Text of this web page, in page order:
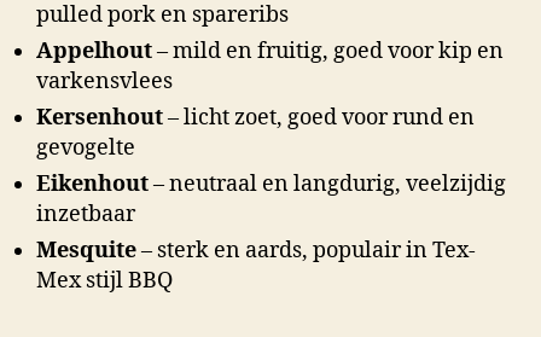
pulled pork en spareribs
Appelhout– mild en fruitig, goed voor kip en
varkensvlees
Kersenhout– licht zoet, goed voor rund en
gevogelte
Eikenhout– neutraal en langdurig, veelzijdig
inzetbaar
Mesquite– sterk en aards, populair in Tex-
Mex stijl BBQ